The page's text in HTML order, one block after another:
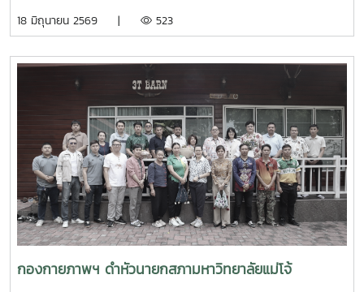
ขับเคลื่อนการจัดการขยะตั้งแต่ต้นทาง เพื่อมุ่งสู่ชุมชนที่สะอาด
แวดล้อม นำทีมหัวหน้างานในสังกัดร่วมให้การต้อนรับ ผู้ช่วย
ข้าราชการ พร้อมคณะศึกษาดูงานจากสภาคณาจารย์และ
ข้าราชการ มหาวิทยาลัยราชภัฏภูเก็ต ในการนี้ ทั้งสอง
มหาวิทยาลัยได้ร่วมแลกเปลี่ยนประสบการณ์ด้านการจัดสวัสดิการ
บุคลากร ตลอดจนแนวทางการพัฒนาและประยุกต์ใช้ให้เหมาะสม
กับบริบทของแต่ละสถาบัน โดยมีนายสุชาติ จันทร์แก้ว รักษาการ
ในตำแหน่งหัวหน้างานสวัสดิการ กองบริหารทรัพยากรบุคคล
เป็นผู้ให้ข้อมูลเกี่ยวกับการจัดสวัสดิการบุคลากรของมหาวิทยาลัย
แม่โจ้ นอกจากนี้ ผู้ช่วยศาสตราจารย์ ดร.มุจลินทร์ ผลจันทร์ ได้
บรรยายและให้ข้อมูลเกี่ยวกับการดำเนินงานด้านมหาวิทยาลัยสี
เขียว (Green University) ของมหาวิทยาลัยแม่โจ้ ณ ห้อง
ประชุมรวงผึ้ง ชั้น 5 อาคารสำนักงานมหาวิทยาลัย ภายหลังการ
ประชุม คณะศึกษาดูงานได้เยี่ยมชมบรรยากาศและพื้นที่โดยรอบ
18 มิถุนายน 2569 | 523
กองกายภาพฯ ดำหัวนายกสภามหาวิทยาลัยแม่โจ้